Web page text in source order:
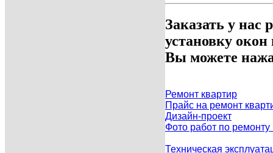
Заказать у нас
установку
Вы можете
Ремонт квартир
Прайс на ремонт
Дизайн-проект
Фото работ по ремонту
Техническая